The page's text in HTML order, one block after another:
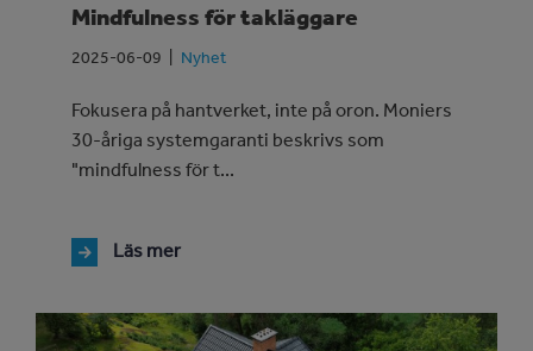
Mindfulness för takläggare
2025-06-09 Nyhet
Fokusera på hantverket, inte på oron. Moniers
30-åriga systemgaranti beskrivs som
"mindfulness för t...
Läs mer